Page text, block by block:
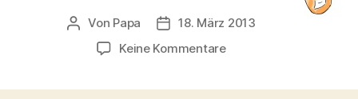
Beitragsautor
Von Papa Veröffentlichungsdatum
18. März 2013
Keine Kommentarezu